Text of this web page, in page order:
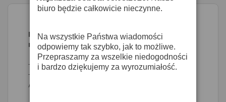
Monacor DH-10 - głośnik tubowy odporny
na warunki atmosferyczne
- Impedancja 8Ω
- Odporny na warunki atmosf.
ABS
biuro będzie całkowicie nieczynne.
Na wszystkie Państwa wiadomości
odpowiemy tak szybko, jak to możliwe.
Przepraszamy za wszelkie niedogodności
i bardzo dziękujemy za wyrozumiałość.